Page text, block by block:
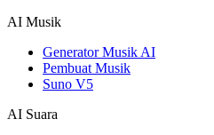
AI Musik
Generator Musik AI
Pembuat Musik
Suno V5
AI Suara